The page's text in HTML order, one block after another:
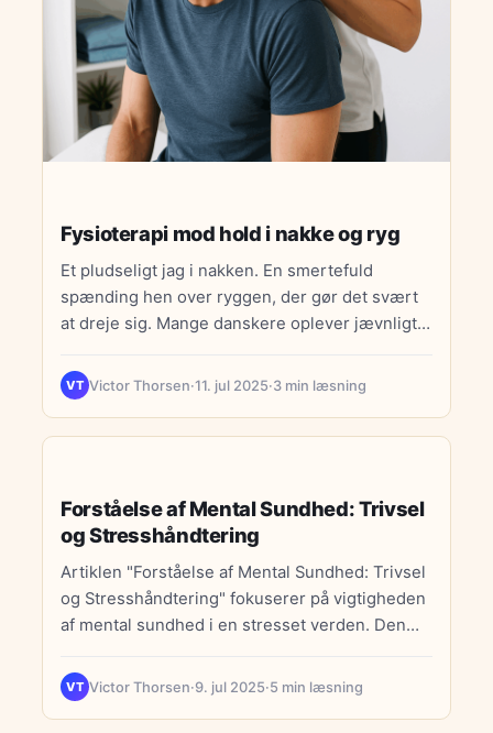
Fysioterapi mod hold i nakke og ryg
Et pludseligt jag i nakken. En smertefuld
spænding hen over ryggen, der gør det svært
at dreje sig. Mange danskere oplever jævnligt
VT Victor Thorsen·11. jul 2025·3 min læsning
Forståelse af Mental Sundhed: Trivsel
og Stresshåndtering
Artiklen "Forståelse af Mental Sundhed: Trivsel
og Stresshåndtering" fokuserer på vigtigheden
af mental sundhed i en stresset verden. Den
både mental og fysisk sundhed, og identificerer
tegn på stress som koncentrationsbesvær,
VT Victor Thorsen·9. jul 2025·5 min læsning